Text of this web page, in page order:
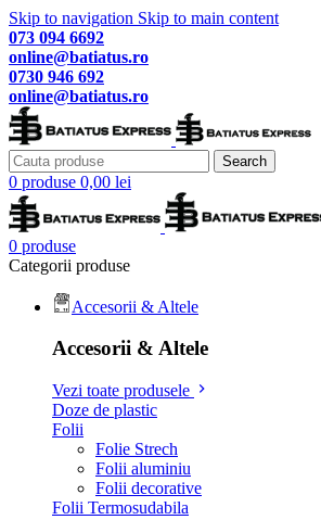
Skip to navigation Skip to main content
073 094 6692
online@batiatus.ro
0730 946 692
online@batiatus.ro
Search
0 produse 0,00 lei
0 produse
Categorii produse
Accesorii & Altele
Accesorii & Altele
Vezi toate produsele
Doze de plastic
Folii
Folie Strech
Folii aluminiu
Folii decorative
Folii Termosudabila